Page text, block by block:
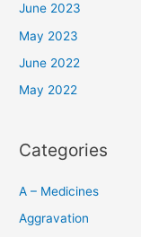
June 2023
May 2023
June 2022
May 2022
Categories
A – Medicines
Aggravation